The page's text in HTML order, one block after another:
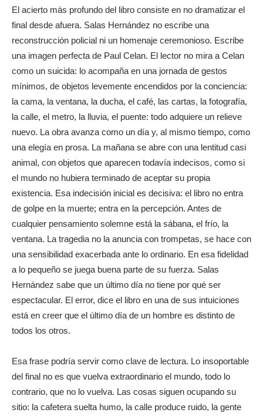
El acierto más profundo del libro consiste en no dramatizar el
final desde afuera. Salas Hernández no escribe una
reconstrucción policial ni un homenaje ceremonioso. Escribe
una imagen perfecta de Paul Celan. El lector no mira a Celan
como un suicida: lo acompaña en una jornada de gestos
mínimos, de objetos levemente encendidos por la conciencia:
la cama, la ventana, la ducha, el café, las cartas, la fotografía,
la calle, el metro, la lluvia, el puente: todo adquiere un relieve
nuevo. La obra avanza como un día y, al mismo tiempo, como
una elegía en prosa. La mañana se abre con una lentitud casi
animal, con objetos que aparecen todavía indecisos, como si
el mundo no hubiera terminado de aceptar su propia
existencia. Esa indecisión inicial es decisiva: el libro no entra
de golpe en la muerte; entra en la percepción. Antes de
cualquier pensamiento solemne está la sábana, el frío, la
ventana. La tragedia no la anuncia con trompetas, se hace con
una sensibilidad exacerbada ante lo ordinario. En esa fidelidad
a lo pequeño se juega buena parte de su fuerza. Salas
Hernández sabe que un último día no tiene por qué ser
espectacular. El error, dice el libro en una de sus intuiciones
está en creer que el último día de un hombre es distinto de
todos los otros.
Esa frase podría servir como clave de lectura. Lo insoportable
del final no es que vuelva extraordinario el mundo, todo lo
contrario, que no lo vuelva. Las cosas siguen ocupando su
sitio: la cafetera suelta humo, la calle produce ruido, la gente